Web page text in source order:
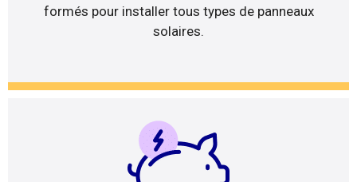
formés pour installer tous types de panneaux
solaires.